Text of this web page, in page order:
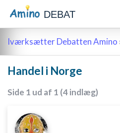
DEBAT
Iværksætter Debatten Amino
Handel i Norge
Side 1 ud af 1 (4 indlæg)